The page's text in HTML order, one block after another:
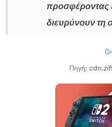
προσφέροντας
διευρύνουν τη
Πηγή: